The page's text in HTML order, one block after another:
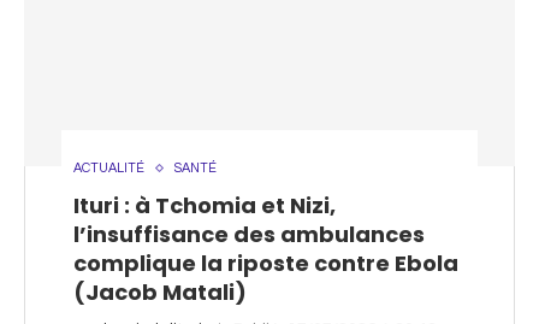
ACTUALITÉ SANTÉ
Ituri : à Tchomia et Nizi,
l’insuffisance des ambulances
complique la riposte contre Ebola
(Jacob Matali)